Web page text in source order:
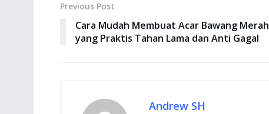
Previous Post
Cara Mudah Membuat Acar Bawang Merah
yang Praktis Tahan Lama dan Anti Gagal
Andrew SH